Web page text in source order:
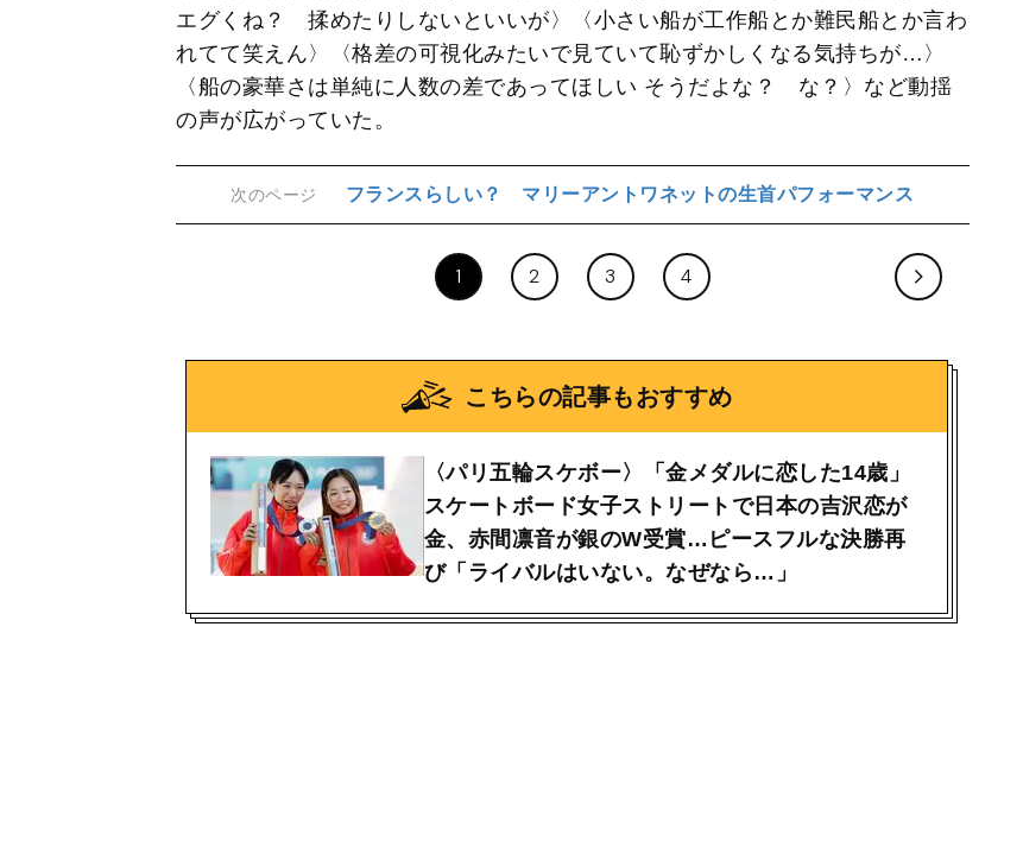
エグくね？ 揉めたりしないといいが〉〈小さい船が工作船とか難民船とか言わ
れてて笑えん〉〈格差の可視化みたいで見ていて恥ずかしくなる気持ちが…〉
〈船の豪華さは単純に人数の差であってほしい そうだよな？ な？〉など動揺
の声が広がっていた。
次のページ フランスらしい？ マリーアントワネットの生首パフォーマンス
1 2 3 4
こちらの記事もおすすめ
〈パリ五輪スケボー〉「金メダルに恋した14歳」
スケートボード女子ストリートで日本の吉沢恋が
金、赤間凛音が銀のW受賞…ピースフルな決勝再
び「ライバルはいない。なぜなら…」